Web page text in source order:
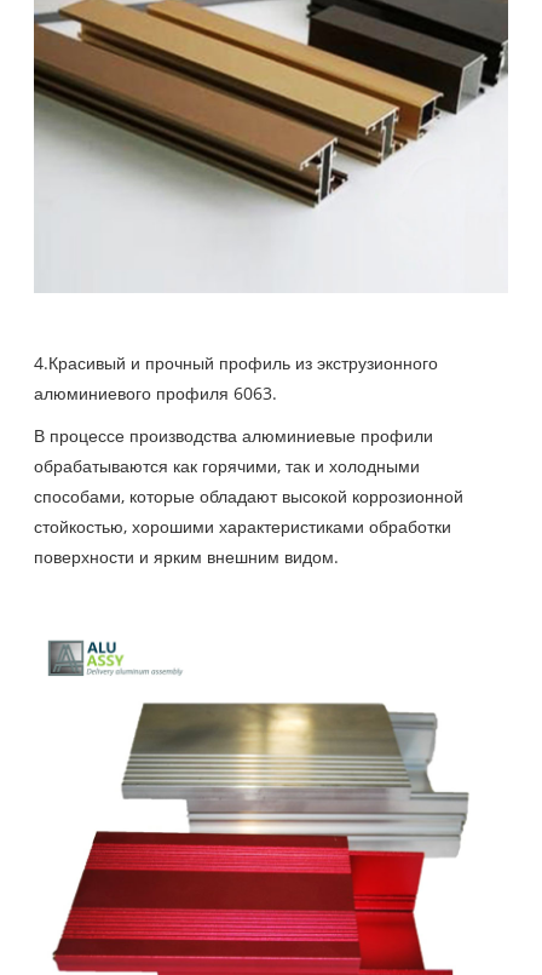
4.Красивый и прочный профиль из экструзионного
алюминиевого профиля 6063.
В процессе производства алюминиевые профили
обрабатываются как горячими, так и холодными
способами, которые обладают высокой коррозионной
стойкостью, хорошими характеристиками обработки
поверхности и ярким внешним видом.